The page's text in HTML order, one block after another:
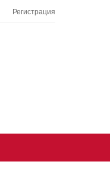
Регистрация